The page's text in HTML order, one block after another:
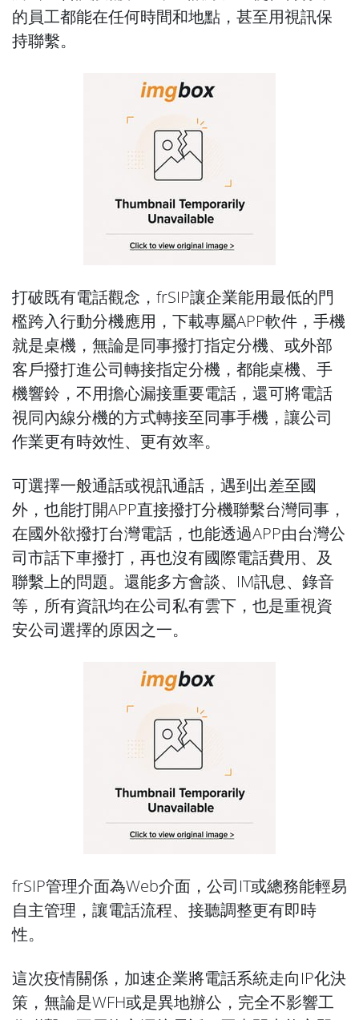
的員工都能在任何時間和地點，甚至用視訊保
持聯繫。
打破既有電話觀念，frSIP讓企業能用最低的門
檻跨入行動分機應用，下載專屬APP軟件，手機
就是桌機，無論是同事撥打指定分機、或外部
客戶撥打進公司轉接指定分機，都能桌機、手
機響鈴，不用擔心漏接重要電話，還可將電話
視同內線分機的方式轉接至同事手機，讓公司
作業更有時效性、更有效率。
可選擇一般通話或視訊通話，遇到出差至國
外，也能打開APP直接撥打分機聯繫台灣同事，
在國外欲撥打台灣電話，也能透過APP由台灣公
司市話下車撥打，再也沒有國際電話費用、及
聯繫上的問題。還能多方會談、IM訊息、錄音
等，所有資訊均在公司私有雲下，也是重視資
安公司選擇的原因之一。
frSIP管理介面為Web介面，公司IT或總務能輕易
自主管理，讓電話流程、接聽調整更有即時
性。
這次疫情關係，加速企業將電話系統走向IP化決
策，無論是WFH或是異地辦公，完全不影響工